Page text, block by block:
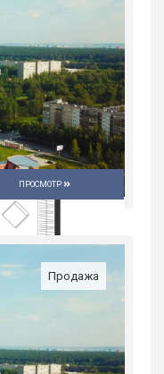
ПРОСМОТР
Продажа